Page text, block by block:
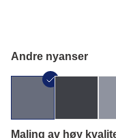
Andre nyanser
Maling av høy